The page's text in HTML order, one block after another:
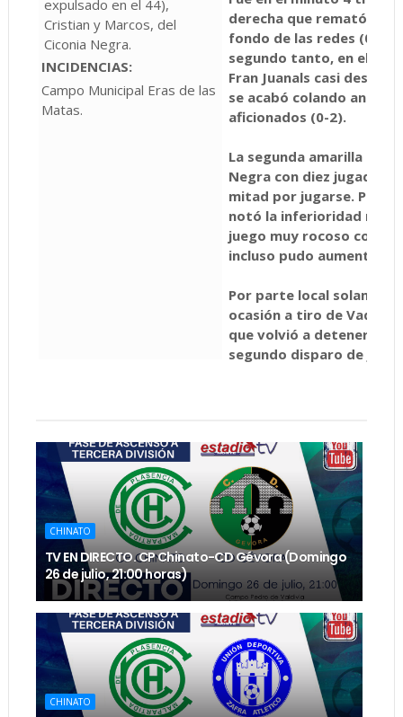
expulsado en el 44),
Cristian y Marcos, del
Ciconia Negra.
INCIDENCIAS:
Campo Municipal Eras de las
Matas.
derecha que remató
fondo de las redes (0-1).
segundo tanto, en el
Fran Juanals casi desde
se acabó colando ante
aficionados (0-2).
La segunda amarilla a
Negra con diez
mitad por jugarse. Pero
notó la inferioridad
juego muy rocoso
incluso pudo
Por parte local
ocasión a tiro de
que volvió a detener el
segundo disparo de José
CHINATO
TV EN DIRECTO. CP Chinato-CD Gévora (Domingo
26 de julio, 21:00 horas)
CHINATO